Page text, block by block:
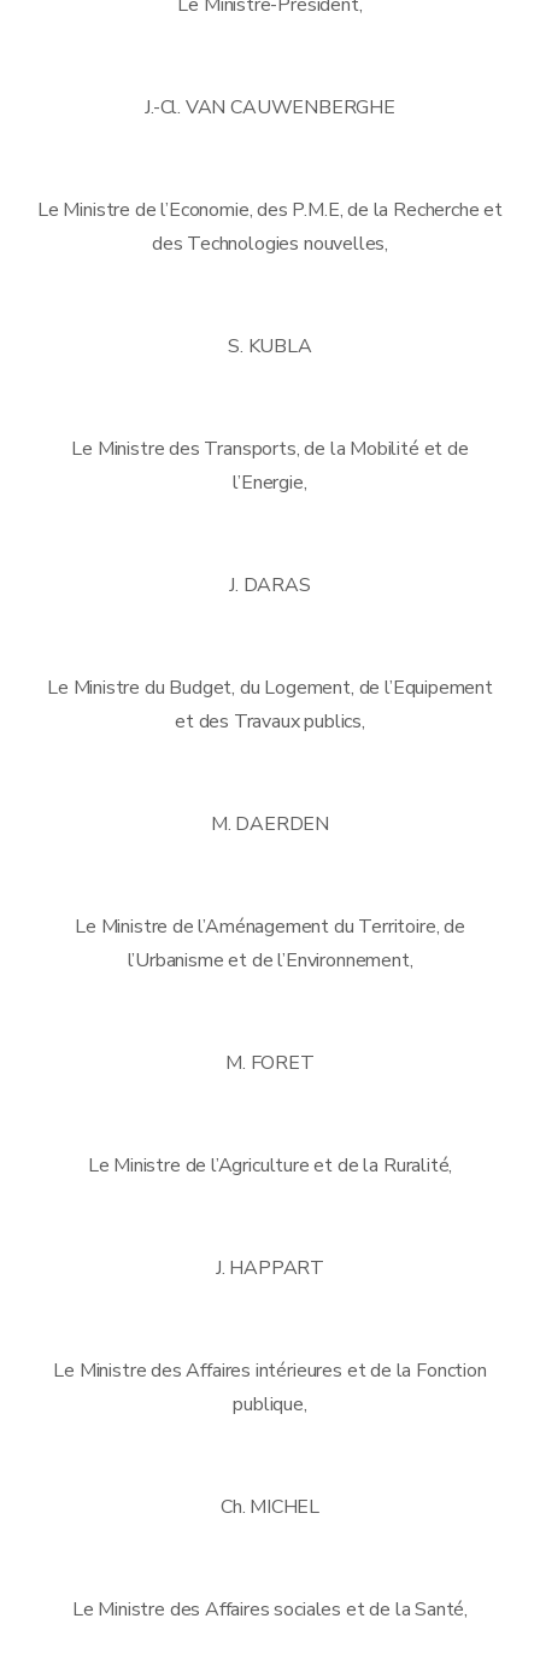
J.-Cl. VAN CAUWENBERGHE
Le Ministre de l’Economie, des P.M.E, de la Recherche et
des Technologies nouvelles,
S. KUBLA
Le Ministre des Transports, de la Mobilité et de
l’Energie,
J. DARAS
Le Ministre du Budget, du Logement, de l’Equipement
et des Travaux publics,
M. DAERDEN
Le Ministre de l’Aménagement du Territoire, de
l’Urbanisme et de l’Environnement,
M. FORET
Le Ministre de l’Agriculture et de la Ruralité,
J. HAPPART
Le Ministre des Affaires intérieures et de la Fonction
publique,
Ch. MICHEL
Le Ministre des Affaires sociales et de la Santé,